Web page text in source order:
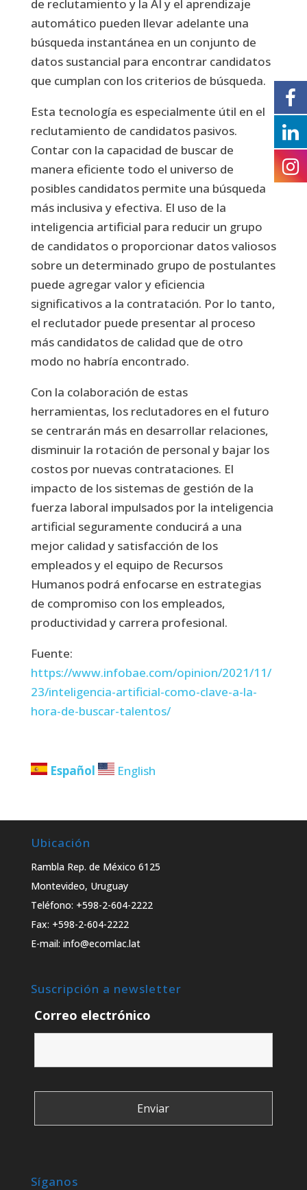
de reclutamiento y la AI y el aprendizaje
automático pueden llevar adelante una
búsqueda instantánea en un conjunto de
datos sustancial para encontrar candidatos
que cumplan con los criterios de búsqueda.
Esta tecnología es especialmente útil en el
reclutamiento de candidatos pasivos.
Contar con la capacidad de buscar de
manera eficiente todo el universo de
posibles candidatos permite una búsqueda
más inclusiva y efectiva. El uso de la
inteligencia artificial para reducir un grupo
de candidatos o proporcionar datos valiosos
sobre un determinado grupo de postulantes
puede agregar valor y eficiencia
significativos a la contratación. Por lo tanto,
el reclutador puede presentar al proceso
más candidatos de calidad que de otro
modo no habría encontrado.
Con la colaboración de estas
herramientas, los reclutadores en el futuro
se centrarán más en desarrollar relaciones,
disminuir la rotación de personal y bajar los
costos por nuevas contrataciones. El
impacto de los sistemas de gestión de la
fuerza laboral impulsados por la inteligencia
artificial seguramente conducirá a una
mejor calidad y satisfacción de los
empleados y el equipo de Recursos
Humanos podrá enfocarse en estrategias
de compromiso con los empleados,
productividad y carrera profesional.
Fuente:
https://www.infobae.com/opinion/2021/11/
23/inteligencia-artificial-como-clave-a-la-
hora-de-buscar-talentos/
Español English
Ubicación
Rambla Rep. de México 6125
Montevideo, Uruguay
Teléfono: +598-2-604-2222
Fax: +598-2-604-2222
E-mail: info@ecomlac.lat
Suscripción a newsletter
Correo electrónico
Síganos